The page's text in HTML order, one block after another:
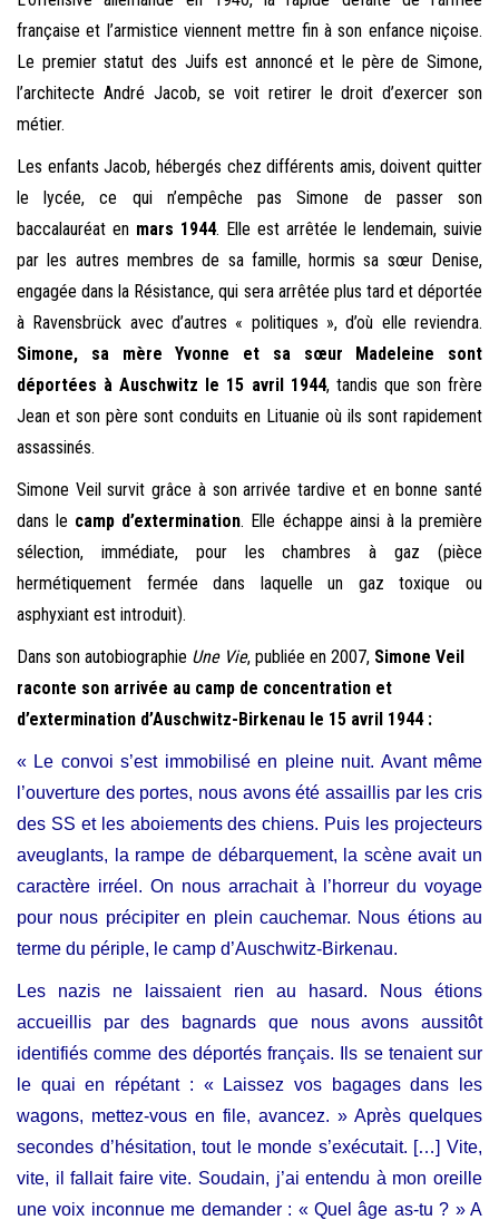
française et l’armistice viennent mettre fin à son enfance niçoise.
Le premier statut des Juifs est annoncé et le père de Simone,
l’architecte André Jacob, se voit retirer le droit d’exercer son
métier.
Les enfants Jacob, hébergés chez différents amis, doivent quitter
le lycée, ce qui n’empêche pas Simone de passer son
baccalauréat en mars 1944. Elle est arrêtée le lendemain, suivie
par les autres membres de sa famille, hormis sa sœur Denise,
engagée dans la Résistance, qui sera arrêtée plus tard et déportée
à Ravensbrück avec d’autres « politiques », d’où elle reviendra.
Simone, sa mère Yvonne et sa sœur Madeleine sont
déportées à Auschwitz le 15 avril 1944, tandis que son frère
Jean et son père sont conduits en Lituanie où ils sont rapidement
assassinés.
Simone Veil survit grâce à son arrivée tardive et en bonne santé
dans le camp d’extermination. Elle échappe ainsi à la première
sélection, immédiate, pour les chambres à gaz (pièce
hermétiquement fermée dans laquelle un gaz toxique ou
asphyxiant est introduit).
Dans son autobiographie Une Vie, publiée en 2007, Simone Veil
raconte son arrivée au camp de concentration et
d’extermination d’Auschwitz-Birkenau le 15 avril 1944 :
« Le convoi s’est immobilisé en pleine nuit. Avant même
l’ouverture des portes, nous avons été assaillis par les cris
des SS et les aboiements des chiens. Puis les projecteurs
aveuglants, la rampe de débarquement, la scène avait un
caractère irréel. On nous arrachait à l’horreur du voyage
pour nous précipiter en plein cauchemar. Nous étions au
terme du périple, le camp d’Auschwitz-Birkenau.
Les nazis ne laissaient rien au hasard. Nous étions
accueillis par des bagnards que nous avons aussitôt
identifiés comme des déportés français. Ils se tenaient sur
le quai en répétant : « Laissez vos bagages dans les
wagons, mettez-vous en file, avancez. » Après quelques
secondes d’hésitation, tout le monde s’exécutait. […] Vite,
vite, il fallait faire vite. Soudain, j’ai entendu à mon oreille
une voix inconnue me demander : « Quel âge as-tu ? » A